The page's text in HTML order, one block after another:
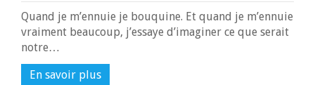
Quand je m’ennuie je bouquine. Et quand je m’ennuie
vraiment beaucoup, j’essaye d’imaginer ce que serait
notre…
En savoir plus